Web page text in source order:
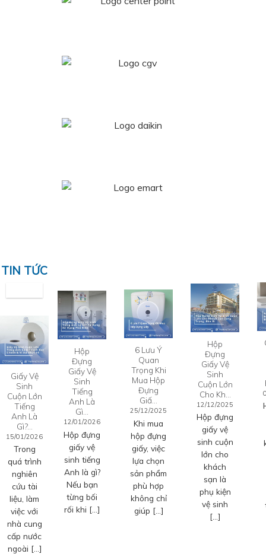
TIN TỨC
Giấy Vệ
Sinh
Cuộn Lớn
Tiếng
Anh Là
Gì?…
15/01/2026
Trong
quá trình
nghiên
cứu tài
liệu, làm
việc với
nhà cung
cấp nước
ngoài […]
Hộp
Đựng
Giấy Vệ
Sinh
Tiếng
Anh Là
Gì…
12/01/2026
Hộp đựng
giấy vệ
sinh tiếng
Anh là gì?
Nếu bạn
từng bối
rối khi […]
6 Lưu Ý
Quan
Trọng Khi
Mua Hộp
Đựng
Giấ…
25/12/2025
Khi mua
hộp đựng
giấy, việc
lựa chọn
sản phẩm
phù hợp
không chỉ
giúp […]
Hộp
Đựng
Giấy Vệ
Sinh
Cuộn Lớn
Cho Kh…
12/12/2025
Hộp đựng
giấy vệ
sinh cuộn
lớn cho
khách
sạn là
phụ kiện
vệ sinh
[…]